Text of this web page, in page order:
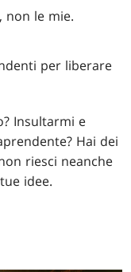
non le mie.
per liberare
Insultarmi e
Hai dei
riesci neanche
idee.